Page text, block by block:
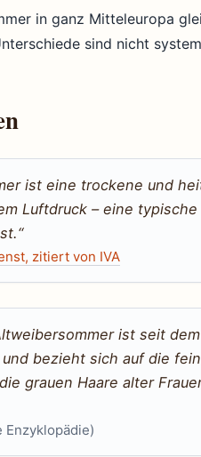
in ganz Mitteleuropa
sind nicht
ist eine trockene und
Luftdruck – eine typische
zitiert von IVA
ist seit
bezieht sich auf die
grauen Haare alter
Enzyklopädie)